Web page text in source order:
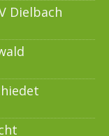
Dielbach